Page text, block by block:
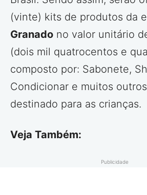
(vinte) kits de produtos da
Granado no valor unitário
(dois mil quatrocentos e
composto por: Sabonete,
Condicionar e muitos
destinado para as crianças.
Veja Também:
Publicidade